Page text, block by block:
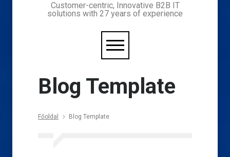
Customer-centric, Innovative B2B IT
solutions with 27 years of experience
Blog Template
Főoldal Blog Template